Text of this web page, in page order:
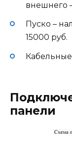
внешнего
Пуско –
15000 руб.
Кабельные
панели